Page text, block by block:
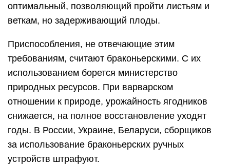
оптимальный, позволяющий пройти листьям и
веткам, но задерживающий плоды.
Приспособления, не отвечающие этим
требованиям, считают браконьерскими. С их
использованием борется министерство
природных ресурсов. При варварском
отношении к природе, урожайность ягодников
снижается, на полное восстановление уходят
годы. В России, Украине, Беларуси, сборщиков
за использование браконьерских ручных
устройств штрафуют.